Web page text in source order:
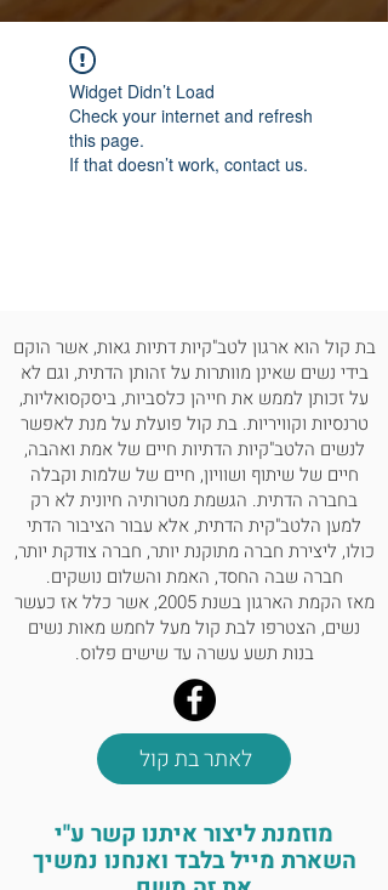
Widget Didn’t Load
Check your internet and refresh
this page.
If that doesn’t work, contact us.
בת קול הוא ארגון לטב"קיות דתיות גאות, אשר הוקם
בידי נשים שאינן מוותרות על זהותן הדתית, וגם לא
על זכותן לממש את חייהן כלסביות, ביסקסואליות,
טרנסיות וקוויריות. בת קול פועלת על מנת לאפשר
לנשים הלטב"קיות הדתיות חיים של אמת ואהבה,
חיים של שיתוף ושוויון, חיים של שלמות וקבלה
בחברה הדתית. הגשמת מטרותיה חיונית לא רק
למען הלטב"קית הדתית, אלא עבור הציבור הדתי
כולו, ליצירת חברה מתוקנת יותר, חברה צודקת יותר,
חברה שבה החסד, האמת והשלום נושקים.
מאז הקמת הארגון בשנת 2005, אשר כלל אז כעשר
נשים, הצטרפו לבת קול מעל לחמש מאות נשים
בנות תשע עשרה עד שישים פלוס.
לאתר בת קול
מוזמנת ליצור איתנו קשר ע"י
השארת מייל בלבד ואנחנו נמשיך